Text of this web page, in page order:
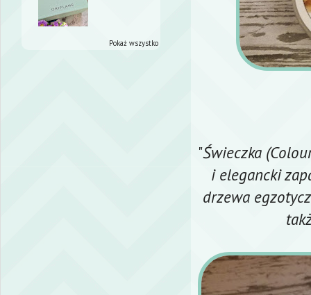
"Świeczka
i elegancki
drzewa
Pokaż wszystko